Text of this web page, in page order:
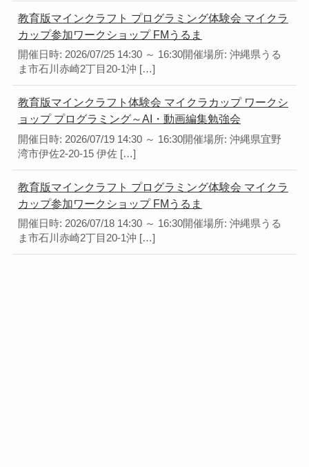
教育版マインクラフト プログラミング体験会 マイクラ
カップ参加ワークショップ FMうるま
開催日時: 2026/07/25 14:30 ～ 16:30開催場所: 沖縄県うる
ま市石川赤崎2丁目20-1沖 […]
教育版マインクラフト体験会 マイクラカップ ワークシ
ョップ プログラミング～AI・動画編集勉強会
開催日時: 2026/07/19 14:30 ～ 16:30開催場所: 沖縄県宜野
湾市伊佐2-20-15 伊佐 […]
教育版マインクラフト プログラミング体験会 マイクラ
カップ参加ワークショップ FMうるま
開催日時: 2026/07/18 14:30 ～ 16:30開催場所: 沖縄県うる
ま市石川赤崎2丁目20-1沖 […]